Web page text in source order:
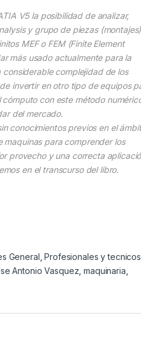
V5 la posibilidad de analizar,
y grupo de piezas (montajes)
MEF o FEM (Finite Element
más usado actualmente para la
considerable complejidad de los
invertir en otro tipo de equipos
con este método
del mercado.
conocimientos previos en el
maquinas para comprender los
provecho y una correcta
en el transcurso del libro.
General ,Profesionales y tecnicos
Antonio Vasquez ,maquinaria